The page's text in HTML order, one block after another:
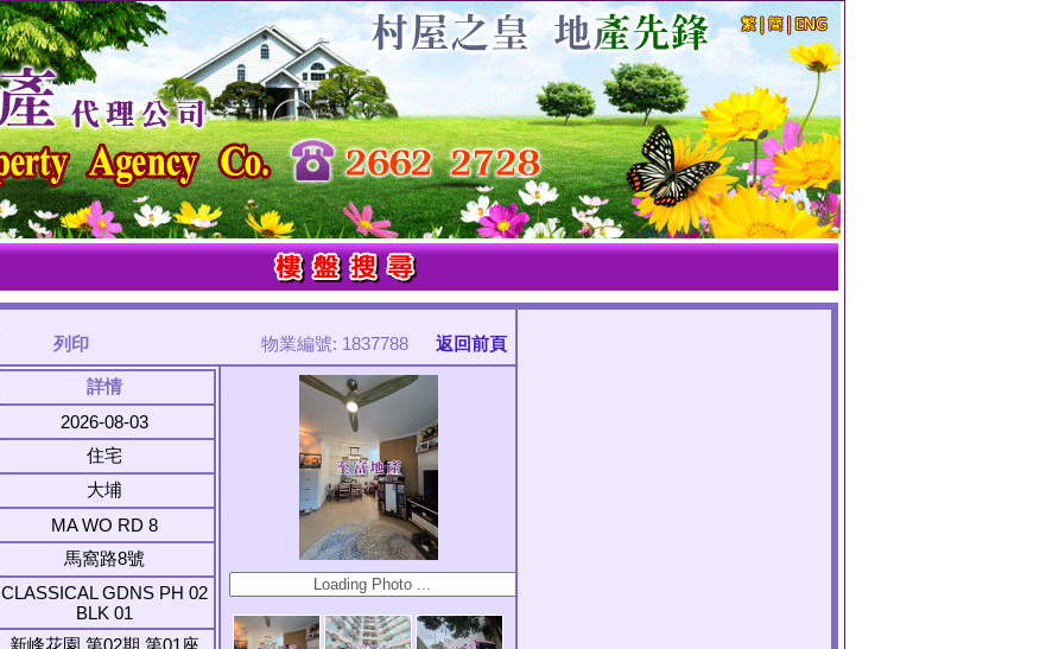
列印 物業編號: 1837788 返回前頁
詳情
2026-08-03
住宅
大埔
MA WO RD 8
馬窩路8號
CLASSICAL GDNS PH 02
BLK 01
新峰花園 第02期 第01座